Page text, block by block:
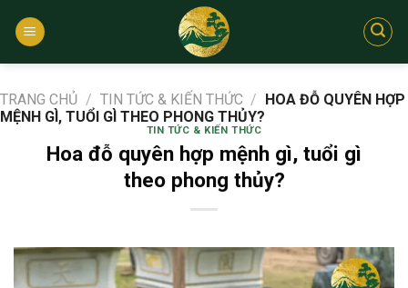
qua
TRANG CHỦ / TIN TỨC & KIẾN THỨC / HOA ĐỖ QUYÊN HỢP
MỆNH GÌ, TUỔI GÌ THEO PHONG THỦY?
TIN TỨC & KIẾN THỨC
Hoa đỗ quyên hợp mệnh gì, tuổi gì
theo phong thủy?